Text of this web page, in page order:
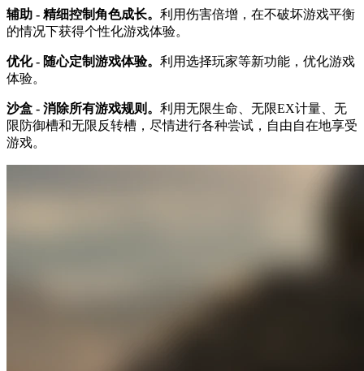
辅助 - 精细控制角色成长。 利用伤害倍增，在不破坏游戏平衡
的情况下获得个性化游戏体验。
优化 - 随心定制游戏体验。 利用选择玩家等新功能，优化游戏
体验。
沙盒 - 消除所有游戏规则。 利用无限生命、无限EX计量、无
限防御槽和无限反转槽，尽情进行各种尝试，自由自在地享受
游戏。